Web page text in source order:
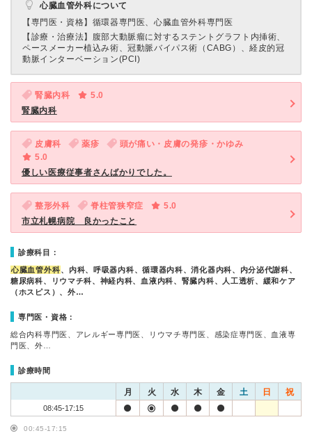
心臓血管外科について
【専門医・資格】 循環器専門医、心臓血管外科専門医
【診療・治療法】
腹部大動脈瘤に対するステントグラフト内挿術、
ペースメーカー植込み術、冠動脈バイパス術（CABG）、経皮的冠
動脈インターベーション(PCI)
腎臓内科
5.0
腎臓内科
皮膚科 薬疹
頭が痛い・皮膚の発疹・かゆみ
5.0
優しい医療従事者さんばかりでした。
整形外科 脊柱管狭窄症
5.0
市立札幌病院 良かったこと
診療科目：
心臓血管外科、内科、呼吸器内科、循環器内科、消化器内科、内分泌代謝科、
糖尿病科、リウマチ科、神経内科、血液内科、腎臓内科、人工透析、緩和ケア
（ホスピス）、外…
専門医・資格：
総合内科専門医、アレルギー専門医、リウマチ専門医、感染症専門医、血液専
門医、外…
診療時間
月 火 水 木 金 土 日 祝
08:45-17:15
00:45-17:15